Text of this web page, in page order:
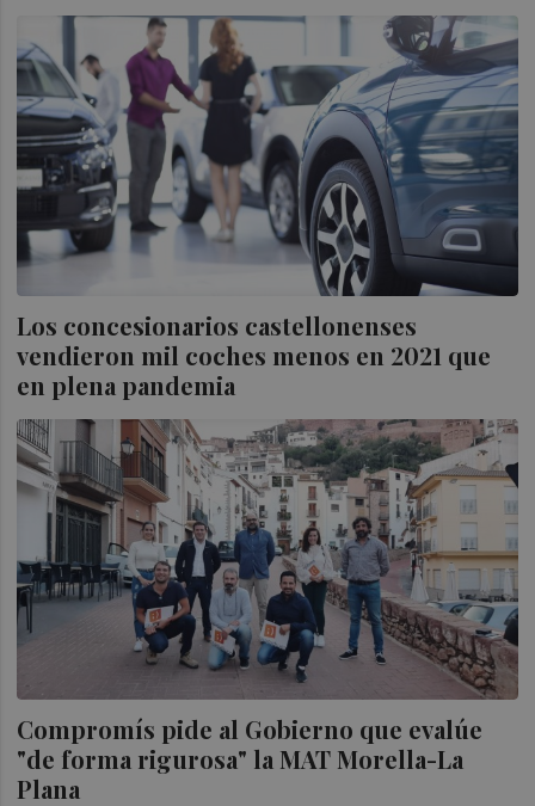
Los concesionarios castellonenses
vendieron mil coches menos en 2021 que
en plena pandemia
Compromís pide al Gobierno que evalúe
"de forma rigurosa" la MAT Morella-La
Plana